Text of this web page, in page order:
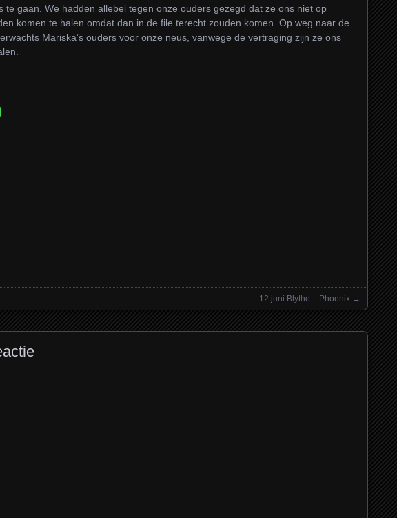
te gaan. We hadden allebei tegen onze ouders gezegd dat ze ons niet op
komen te halen omdat dan in de file terecht zouden komen. Op weg naar de
Mariska’s ouders voor onze neus, vanwege de vertraging zijn ze ons
12 juni Blythe – Phoenix →